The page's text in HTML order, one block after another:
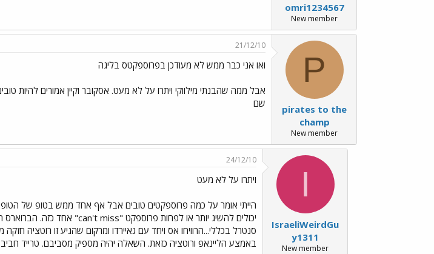
omri1234567
New member
P
pirates to the
champ
New member
21/12/10
ואו אני כבר ממש לא מעודכן בפרוספקטס בליגה
אבל ממה שהבנתי מילווקי ויתרו על לא מעט. אסקובר וקיין אמורים להיות
שם
I
IsraeliWeirdGu
y1311
New member
24/12/10
ויתרו על לא מעט
הייתי אומר על כמה פרוספקטים טובים אבל אף אחד ממש בטופ של
באמצע הליינאפ ורוטציה כזאת. השאלה יהיה מספיק מסביבם. טרייד